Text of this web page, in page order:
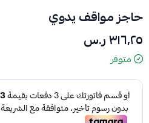
حاجز مواقف يدوي
٣١٦٫٢٥ ر.س
متوفر